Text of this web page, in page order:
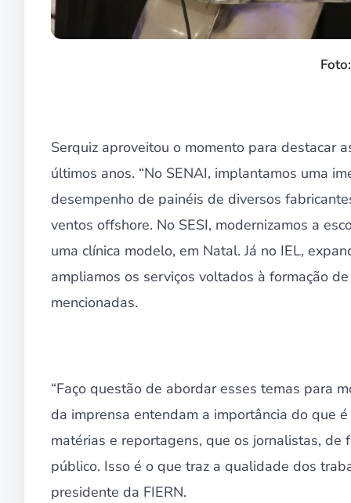
Serquiz aproveitou o momento para destacar
últimos anos. “No SENAI, implantamos uma
desempenho de painéis de diversos
ventos offshore. No SESI, modernizamos a
uma clínica modelo, em Natal. Já no IEL,
ampliamos os serviços voltados à formação
mencionadas.
“Faço questão de abordar esses temas para
da imprensa entendam a importância do que
matérias e reportagens, que os jornalistas,
público. Isso é o que traz a qualidade dos
presidente da FIERN.